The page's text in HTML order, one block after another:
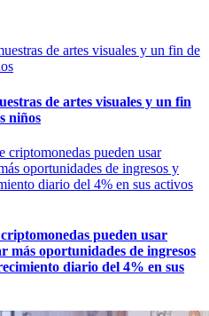
de artes visuales y un fin
niños
pueden usar
oportunidades de ingresos
diario del 4% en sus